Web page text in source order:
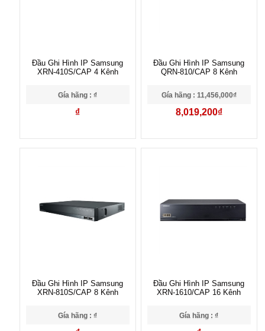
Đầu Ghi Hình IP Samsung
XRN-410S/CAP 4 Kênh
Gía hãng : ₫
₫
Đầu Ghi Hình IP Samsung
QRN-810/CAP 8 Kênh
Gía hãng : 11,456,000₫
8,019,200₫
Đầu Ghi Hình IP Samsung
XRN-810S/CAP 8 Kênh
Gía hãng : ₫
Đầu Ghi Hình IP Samsung
XRN-1610/CAP 16 Kênh
Gía hãng : ₫